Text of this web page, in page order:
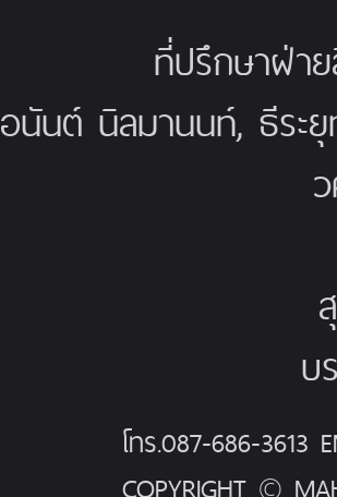
ที่ปรึกษาฝ่า
อนันต์ นิลมานนท์, ธีร
บ
โทร.087-686-3613